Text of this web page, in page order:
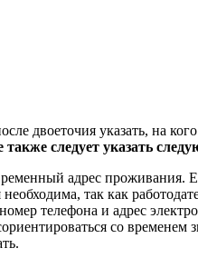
двоеточия указать, на
также следует указать
адрес проживания.
так как
телефона и адрес
со временем